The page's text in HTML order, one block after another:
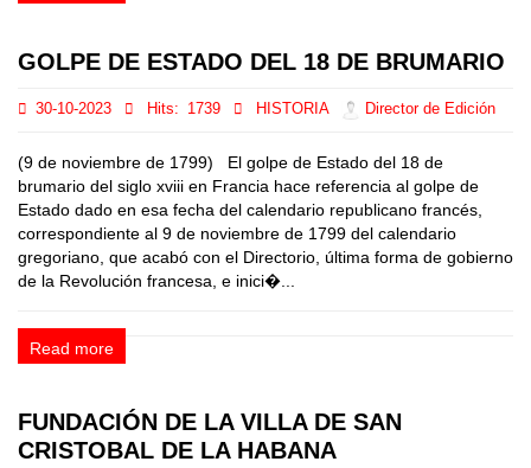
GOLPE DE ESTADO DEL 18 DE BRUMARIO
30-10-2023 Hits: 1739 HISTORIA Director de Edición
(9 de noviembre de 1799) El golpe de Estado del 18 de
brumario del siglo xviii en Francia hace referencia al golpe de
Estado dado en esa fecha del calendario republicano francés,
correspondiente al 9 de noviembre de 1799 del calendario
gregoriano, que acabó con el Directorio, última forma de gobierno
de la Revolución francesa, e inici�...
Read more
FUNDACIÓN DE LA VILLA DE SAN
CRISTOBAL DE LA HABANA